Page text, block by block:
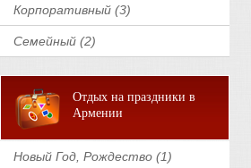
Корпоративный (3)
Семейный (2)
Отдых на праздники в
Армении
Новый Год, Рождество (1)